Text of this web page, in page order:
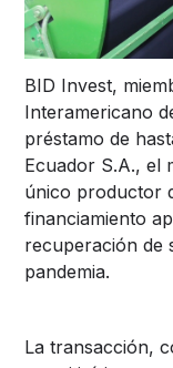
BID Invest,
Interamericano
préstamo de
Ecuador S.A., el
único productor
financiamiento
recuperación de
pandemia.
La transacción,